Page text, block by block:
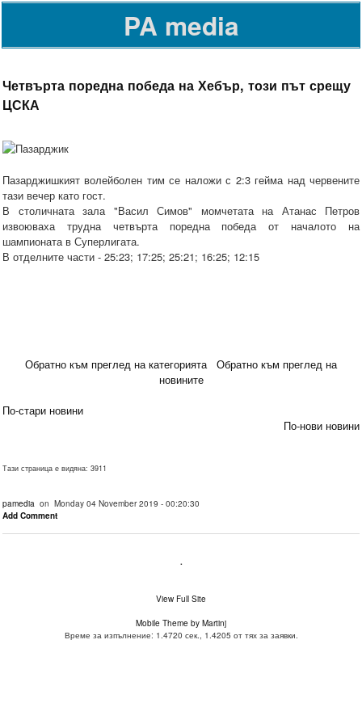
PA media
Четвърта поредна победа на Хебър, този път срещу
ЦСКА
Пазарджишкият волейболен тим се наложи с 2:3 гейма над червените
тази вечер като гост.
В столичната зала "Васил Симов" момчетата на Атанас Петров
извоюваха трудна четвърта поредна победа от началото на
шампионата в Суперлигата.
В отделните части - 25:23; 17:25; 25:21; 16:25; 12:15
Обратно към преглед на категорията
Обратно към преглед на
новините
По-стари новини
По-нови новини
Тази страница е видяна: 3911
pamedia on Monday 04 November 2019 - 00:20:30
Add Comment
.
View Full Site
Mobile Theme by Martinj
Време за изпълнение: 1.4720 сек., 1.4205 от тях за заявки.